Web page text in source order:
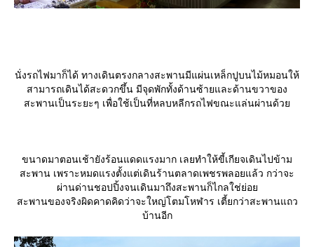
นั่งรถไฟมาก็ได้ ทางเดินตรงกลางสะพานมีแผ่นเหล็กปูบนไม้หมอนให้
สามารถเดินได้สะดวกขึ้น มีจุดพักทั้งด้านซ้ายและด้านขวาของ
สะพานเป็นระยะๆ เพื่อใช้เป็นที่หลบหลีกรถไฟขณะแล่นผ่านด้ว
ขนาดมาตอนเช้ายังร้อนแดดแรงมาก เลยทำให้ขี้เกียจเดินไปข้าม
สะพาน เพราะหมดแรงตั้งแต่เดินร้านตลาดเพชรพลอยแล้ว กว่าจะ
ผ่านด่านชอปปิ้งจนเดินมาถึงสะพานก็ไกลใช่ย่อ
สะพานของจริงผิดคาดคิดว่าจะใหญ่โตมโหฬาร เตี้ยกว่าสะพานแถว
บ้านอีก